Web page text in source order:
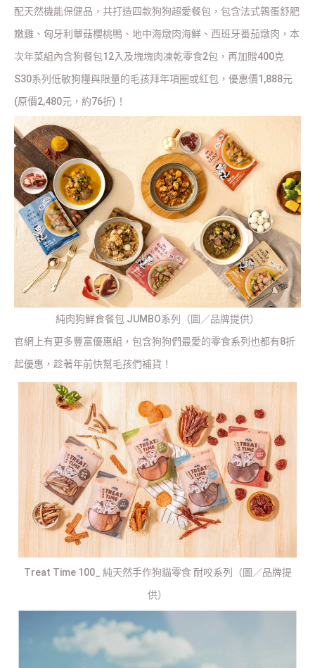
配天然機能保健品，共打造四款狗狗超愛餐包，包含法式鶉蛋舒肥
嫩雞、匈牙利蕈菇櫻桃鴨、地中海燉肉海鮮、西班牙番茄燉肉，本
次年菜組內含狗餐包12入及塊塊肉凍乾零食2包，再加贈400克
S30系列低敏狗糧與限量的毛孩拜年項圈或紅包，優惠價1,888元
(原價2,480元，約76折)！
純肉狗鮮食餐包 JUMBO系列（圖／品牌提供）
官網上有更多豐富優惠組，包含狗狗們最愛的零食系列也都有8折
起優惠，趁著年前快幫毛孩們補貨！
Treat Time 100_ 純天然手作狗貓零食 耐咬系列（圖／品牌提
供）